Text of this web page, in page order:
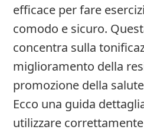
efficace per fare
comodo e sicuro.
concentra sulla
miglioramento della
promozione della
Ecco una guida
utilizzare correttamente